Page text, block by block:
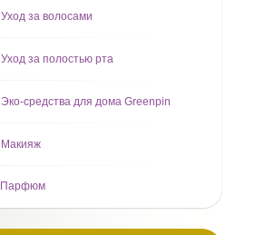
Уход за волосами
Уход за полостью рта
Эко-средства для дома Greenpin
Макияж
Парфюм